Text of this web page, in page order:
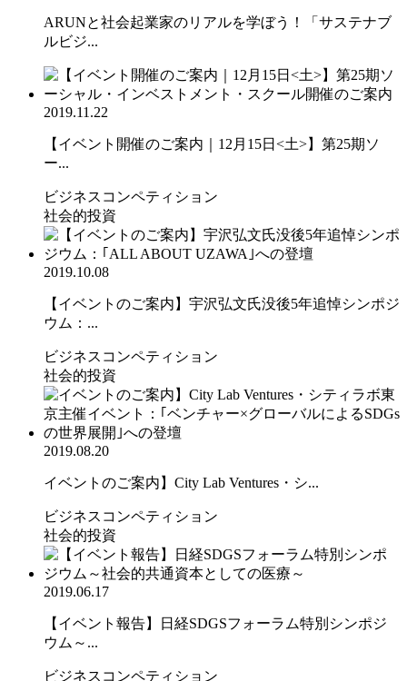
ARUNと社会起業家のリアルを学ぼう！「サステナブ
ルビジ...
2019.11.22
【イベント開催のご案内｜12月15日<土>】第25期ソ
ー...
ビジネスコンペティション
社会的投資
2019.10.08
【イベントのご案内】宇沢弘文氏没後5年追悼シンポジ
ウム：...
ビジネスコンペティション
社会的投資
2019.08.20
イベントのご案内】City Lab Ventures・シ...
ビジネスコンペティション
社会的投資
2019.06.17
【イベント報告】日経SDGSフォーラム特別シンポジ
ウム～...
ビジネスコンペティション